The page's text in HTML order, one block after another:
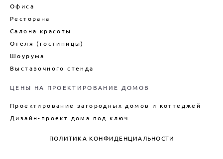
Офиса
Ресторана
Салона красоты
Отеля (гостиницы)
Шоурума
Выставочного стенда
ЦЕНЫ НА ПРОЕКТИРОВАНИЕ ДОМОВ
Проектирование загородных домов и коттеджей
Дизайн-проект дома под ключ
ПОЛИТИКА КОНФИДЕНЦИАЛЬНОСТИ